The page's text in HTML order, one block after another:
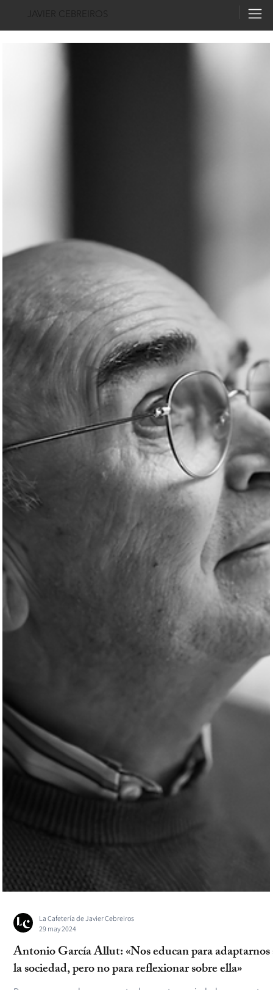
JAVIER CEBREIROS
La Cafetería de Javier Cebreiros
29 may 2024